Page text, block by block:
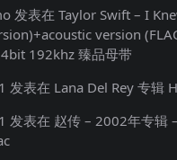
发表在 Taylor Swift – I
version
192khz 臻品母带
发表在 Lana Del Rey 专辑
发表在 赵传 – 2002年专辑